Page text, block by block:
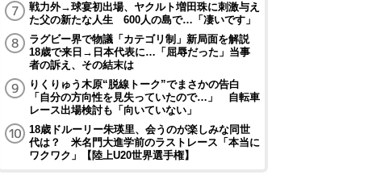
戦力外→球宴初出場、ヤクルト増田珠に刺激与え
た父の新たな人生 600人の島で…「凄いです」
ラグビー界で物議「カテゴリ制」新局面を解説
18歳で来日→日本代表に…「屈辱だった」当事
者の訴え、その結末は
りくりゅう木原“脱線トーク”でまさかの告白
「自分の方向性を見失っていたので…」 自転車
レース出場検討も「向いていない」
18歳ドルーリー朱瑛里、会うのが楽しみな同世
代は？ 米名門大進学前のラストレース「本当に
ワクワク」【陸上U20世界選手権】